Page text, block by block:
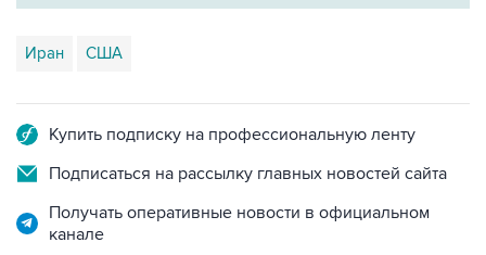
Иран США
Купить подписку на профессиональную ленту
Подписаться на рассылку главных новостей сайта
Получать оперативные новости в официальном
канале